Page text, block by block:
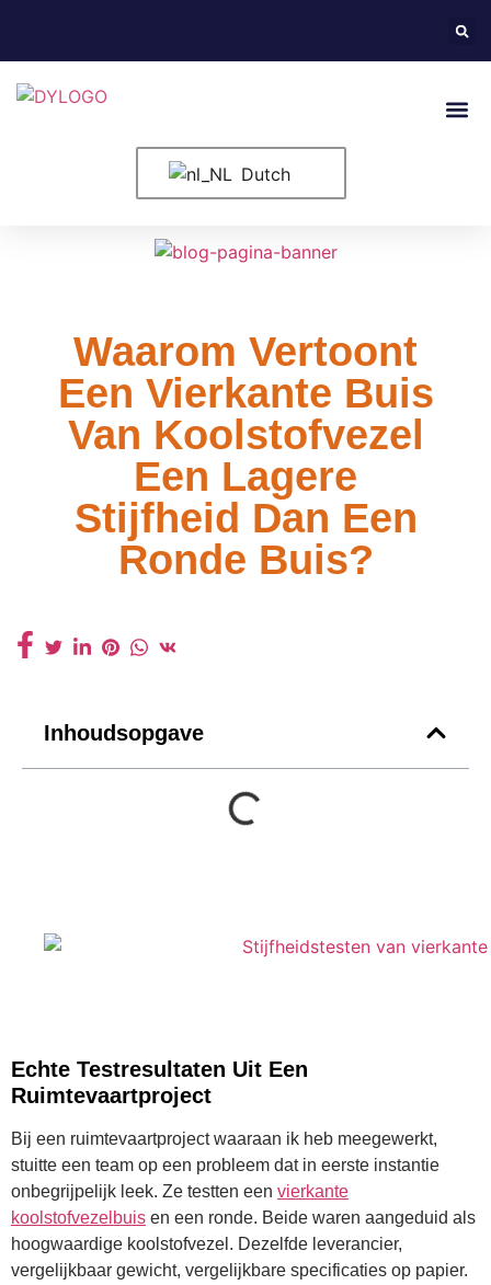
Dutch
Waarom Vertoont
Een Vierkante Buis
Van Koolstofvezel
Een Lagere
Stijfheid Dan Een
Ronde Buis?
Inhoudsopgave
Echte Testresultaten Uit Een
Ruimtevaartproject
Bij een ruimtevaartproject waaraan ik heb meegewerkt,
stuitte een team op een probleem dat in eerste instantie
onbegrijpelijk leek. Ze testten een vierkante
koolstofvezelbuis en een ronde. Beide waren aangeduid als
hoogwaardige koolstofvezel. Dezelfde leverancier,
vergelijkbaar gewicht, vergelijkbare specificaties op papier.